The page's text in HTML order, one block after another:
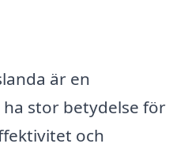
är en
stor betydelse för
och